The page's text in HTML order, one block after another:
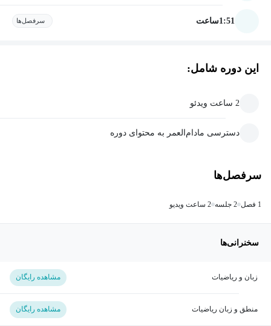
1:51ساعت سرفصل‌ها
این دوره شامل:
2 ساعت ویدئو
دسترسی مادام‌العمر به محتوای دوره
سرفصل‌ها
1 فصل 2 جلسه 2 ساعت ویدیو
سخنرانی‌ها
زبان و ریاضیات مشاهده رایگان
منطق و زبان ریاضیات مشاهده رایگان